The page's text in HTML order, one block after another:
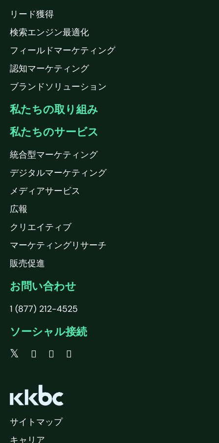
リード獲得
検索エンジン最適化
フィールドマーケティング
認知マーケティング
ブランドソリューション
私たちの取り組み
私たちのサービス
統合型マーケティング
デジタルマーケティング
メディアサービス
広報
クリエイティブ
マーケティングリサーチ
販売促進
お問い合わせ
1 (877) 212-4525
ソーシャル接続
サイトマップ
キャリア